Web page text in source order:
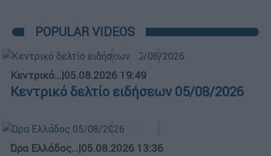
POPULAR VIDEOS
Κεντρικό...|05.08.2026 19:49
Κεντρικό δελτίο ειδήσεων 05/08/2026
Ώρα Ελλάδος...|05.08.2026 13:36